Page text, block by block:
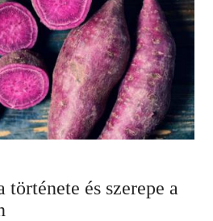
története és szerepe a